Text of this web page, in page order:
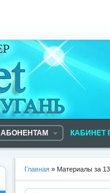
АБОНЕНТАМ КАБИНЕТ
Главная » Материалы за